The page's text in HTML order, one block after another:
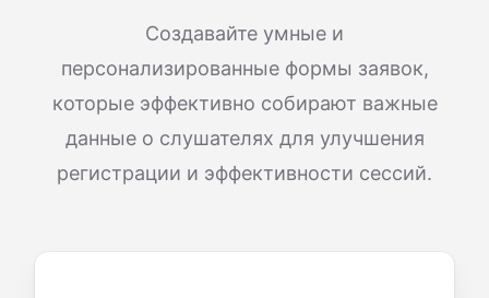
Создавайте умные и
персонализированные формы заявок,
которые эффективно собирают важные
данные о слушателях для улучшения
регистрации и эффективности сессий.